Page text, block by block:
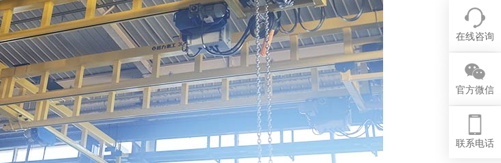
在线咨询
官方微信
联系电话